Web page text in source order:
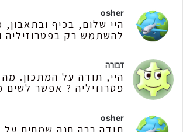
osher
היי שלום, בכיף ובתאבון,
להשתמש רק בפטרוזיליה
דבורה
היי, תודה על המתכון. מה
פטרוזיליה ? אפשר לשים
osher